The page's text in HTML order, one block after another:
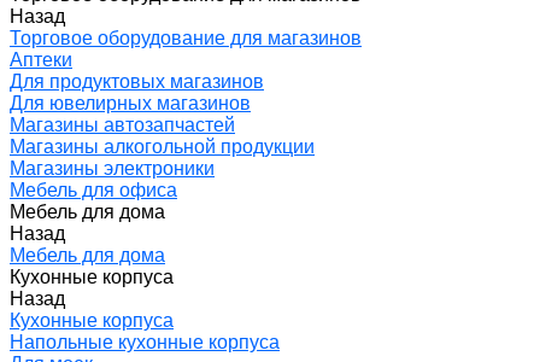
Назад
Торговое оборудование для магазинов
Аптеки
Для продуктовых магазинов
Для ювелирных магазинов
Магазины автозапчастей
Магазины алкогольной продукции
Магазины электроники
Мебель для офиса
Мебель для дома
Назад
Мебель для дома
Кухонные корпуса
Назад
Кухонные корпуса
Напольные кухонные корпуса